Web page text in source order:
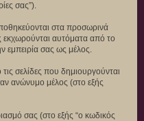
σας”).
στα προσωρινά
εκχωρούνται αυτόματα από το
εμπειρία σας ως μέλος.
σελίδες που δημιουργούνται
ανώνυμο μέλος (στο εξής
σας (στο εξής “ο κωδικός